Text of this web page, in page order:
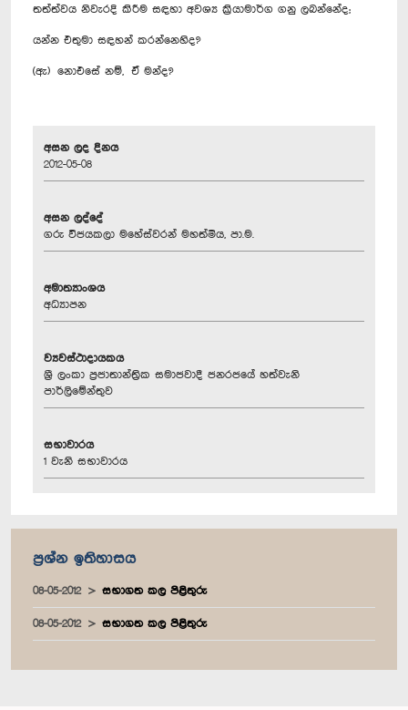
තත්ත්වය නිවැරදි කිරීම සඳහා අවශ්‍ය ක්‍රියාමාර්ග ගනු ලබන්නේද;
යන්න එතුමා සඳහන් කරන්නෙහිද?
(ඇ) නොඑසේ නම්, ඒ මන්ද?
අසන ලද දිනය
2012-05-08
අසන ලද්දේ
ගරු විජයකලා මහේස්වරන් මහත්මිය, පා.ම.
අමාත්‍යාංශය
අධ්‍යාපන
ව්‍යවස්ථාදායකය
ශ්‍රී ලංකා ප්‍රජාතාන්ත්‍රික සමාජවාදී ජනරජයේ හත්වැනි
පාර්ලිමේන්තුව
සභාවාරය
1 වැනි සභාවාරය
ප්‍රශ්න ඉතිහාසය
08-05-2012 සභාගත කල පිළිතුරු
08-05-2012 සභාගත කල පිළිතුරු